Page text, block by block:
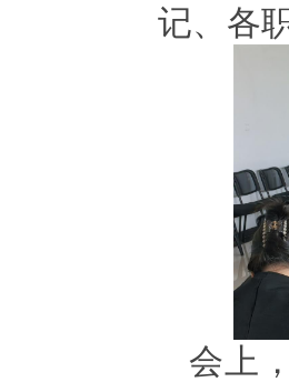
记、各
会上